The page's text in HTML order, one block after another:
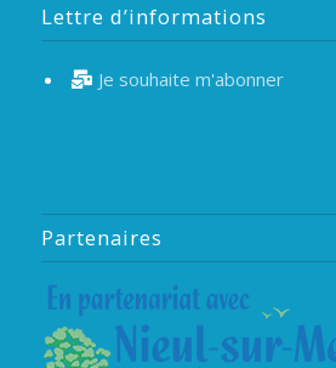
Lettre d’informations
Je souhaite m'abonner
Partenaires